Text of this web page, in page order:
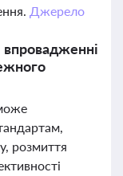
Джерело
розмиття